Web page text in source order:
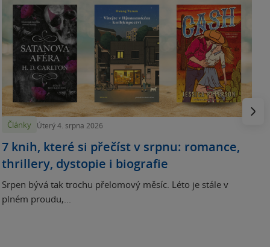
Články Úterý 4. srpna 2026
7 knih, které si přečíst v srpnu: romance,
thrillery, dystopie i biografie
Srpen bývá tak trochu přelomový měsíc. Léto je stále v
plném proudu,...